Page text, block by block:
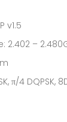
v1.5
–
4 DQPSK,